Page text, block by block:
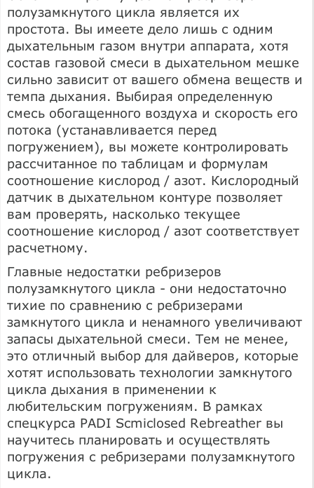
полузамкнутого цикла является их
простота. Вы имеете дело лишь с одним
дыхательным газом внутри аппарата, хотя
состав газовой смеси в дыхательном мешке
сильно зависит от вашего обмена веществ и
темпа дыхания. Выбирая определенную
смесь обогащенного воздуха и скорость его
потока (устанавливается перед
погружением), вы можете контролировать
рассчитанное по таблицам и формулам
соотношение кислород / азот. Кислородный
датчик в дыхательном контуре позволяет
вам проверять, насколько текущее
соотношение кислород / азот соответствует
расчетному.
Главные недостатки ребризеров
полузамкнутого цикла - они недостаточно
тихие по сравнению с ребризерами
замкнутого цикла и ненамного увеличивают
запасы дыхательной смеси. Тем не менее,
это отличный выбор для дайверов, которые
хотят использовать технологии замкнутого
цикла дыхания в применении к
любительским погружениям. В рамках
спецкурса PADI Scmiclosed Rebreather вы
научитесь планировать и осуществлять
погружения с ребризерами полузамкнутого
цикла.